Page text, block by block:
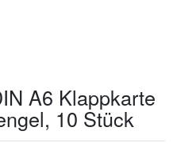
A6 Klappkarte
10 Stück